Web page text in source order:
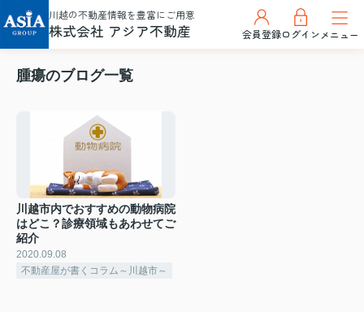
川越の不動産情報を豊富にご用意
株式会社 アジア不動産 会員登録ログインメニュー
腫瘍のブログ一覧
川越市内でおすすめの動物病院
はどこ？診療領域もあわせてご
紹介
2020.09.08
不動産屋が書くコラム～川越市～